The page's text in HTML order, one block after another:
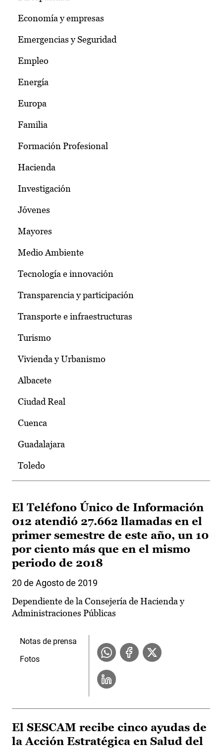
Economía y empresas
Emergencias y Seguridad
Empleo
Energía
Europa
Familia
Formación Profesional
Hacienda
Investigación
Jóvenes
Mayores
Medio Ambiente
Tecnología e innovación
Transparencia y participación
Transporte e infraestructuras
Turismo
Vivienda y Urbanismo
Albacete
Ciudad Real
Cuenca
Guadalajara
Toledo
El Teléfono Único de Información
012 atendió 27.662 llamadas en el
primer semestre de este año, un 10
por ciento más que en el mismo
periodo de 2018
20 de Agosto de 2019
Dependiente de la Consejería de Hacienda y
Administraciones Públicas
Notas de prensa
Fotos
El SESCAM recibe cinco ayudas de
la Acción Estratégica en Salud del